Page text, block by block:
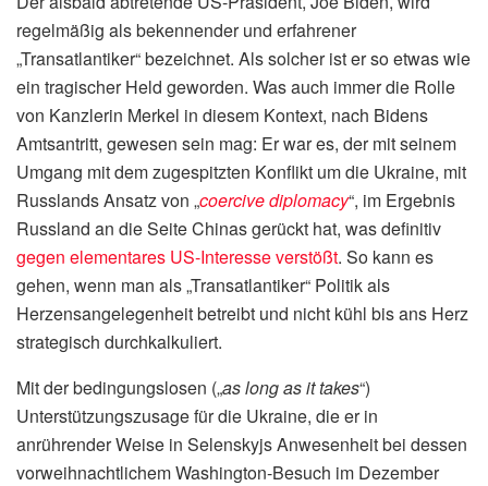
regelmäßig als bekennender und erfahrener
„Transatlantiker“ bezeichnet. Als solcher ist er so etwas wie
ein tragischer Held geworden. Was auch immer die Rolle
von Kanzlerin Merkel in diesem Kontext, nach Bidens
Amtsantritt, gewesen sein mag: Er war es, der mit seinem
Umgang mit dem zugespitzten Konflikt um die Ukraine, mit
Russlands Ansatz von „coercive diplomacy“, im Ergebnis
Russland an die Seite Chinas gerückt hat, was definitiv
gegen elementares US-Interesse verstößt. So kann es
gehen, wenn man als „Transatlantiker“ Politik als
Herzensangelegenheit betreibt und nicht kühl bis ans Herz
strategisch durchkalkuliert.
Mit der bedingungslosen („as long as it takes“)
Unterstützungszusage für die Ukraine, die er in
anrührender Weise in Selenskyjs Anwesenheit bei dessen
vorweihnachtlichem Washington-Besuch im Dezember